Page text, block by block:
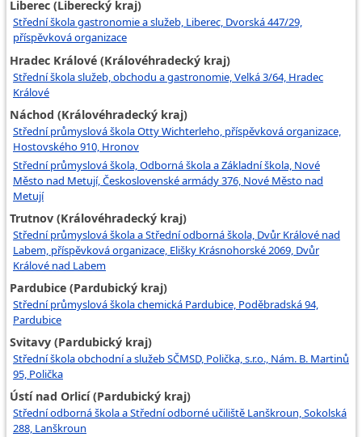
Liberec (Liberecký kraj)
Střední škola gastronomie a služeb, Liberec, Dvorská 447/29,
příspěvková organizace
Hradec Králové (Královéhradecký kraj)
Střední škola služeb, obchodu a gastronomie, Velká 3/64, Hradec
Králové
Náchod (Královéhradecký kraj)
Střední průmyslová škola Otty Wichterleho, příspěvková organizace,
Hostovského 910, Hronov
Střední průmyslová škola, Odborná škola a Základní škola, Nové
Město nad Metují, Československé armády 376, Nové Město nad
Metují
Trutnov (Královéhradecký kraj)
Střední průmyslová škola a Střední odborná škola, Dvůr Králové nad
Labem, příspěvková organizace, Elišky Krásnohorské 2069, Dvůr
Králové nad Labem
Pardubice (Pardubický kraj)
Střední průmyslová škola chemická Pardubice, Poděbradská 94,
Pardubice
Svitavy (Pardubický kraj)
Střední škola obchodní a služeb SČMSD, Polička, s.r.o., Nám. B. Martinů
95, Polička
Ústí nad Orlicí (Pardubický kraj)
Střední odborná škola a Střední odborné učiliště Lanškroun, Sokolská
288, Lanškroun